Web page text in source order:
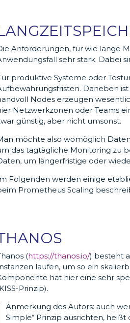
Anforderungen, für wie lange
sehr stark. Dabei
produktive Systeme oder
Daneben
Nodes erzeugen
Netzwerkzonen oder Teams
günstig, aber nicht umsonst.
möchte also womöglich
das tagtägliche Monitoring zu
um längerfristige oder
Folgenden werden einige
Prometheus Scaling
(https://thanos.io/) besteht
laufen, um so ein
hat hier eine sehr
Prinzip).
Anmerkung des Autors: auch
Simple“ Prinzip ausrichten,